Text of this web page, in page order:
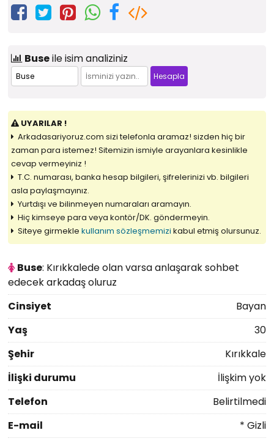
Buseile isim analiziniz
UYARILAR !
Arkadasariyoruz.com sizi telefonla aramaz! sizden hiç bir
zaman para istemez! Sitemizin ismiyle arayanlara kesinlikle
cevap vermeyiniz !
T.C. numarası, banka hesap bilgileri, şifrelerinizi vb. bilgileri
asla paylaşmayınız.
Yurtdışı ve bilinmeyen numaraları aramayın.
Hiç kimseye para veya kontör/DK. göndermeyin.
Siteye girmekle kullanım sözleşmemizi kabul etmiş olursunuz.
Buse: Kırıkkalede olan varsa anlaşarak sohbet
edecek arkadaş oluruz
Cinsiyet
Bayan
Yaş
30
Şehir
Kırıkkale
İlişki durumu
İlişkim yok
Telefon
Belirtilmedi
E-mail
* Gizli